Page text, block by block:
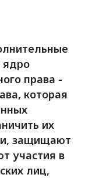
ядро
права -
которая
их
защищают
участия в
лиц,